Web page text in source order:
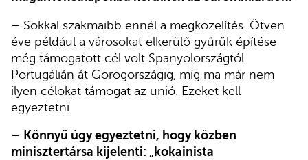
– Sokkal szakmaibb ennél a megközelítés. Ötven
éve például a városokat elkerülő gyűrűk építése
még támogatott cél volt Spanyolországtól
Portugálián át Görögországig, míg ma már nem
ilyen célokat támogat az unió. Ezeket kell
egyeztetni.
– Könnyű úgy egyeztetni, hogy közben
minisztertársa kijelenti: „kokainista